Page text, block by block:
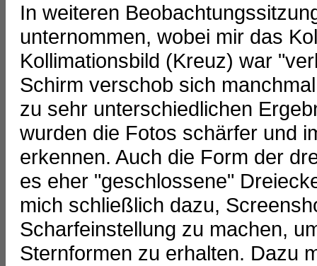
In weiteren
unternommen, wobei mir das
Kollimationsbild (Kreuz) war
Schirm verschob sich
zu sehr unterschiedlichen
wurden die Fotos schärfer und
erkennen. Auch die Form der
es eher "geschlossene"
mich schließlich dazu,
Scharfeinstellung zu machen,
Sternformen zu erhalten. Dazu